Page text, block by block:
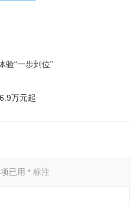
验“一步到位”
万元起
已用 *标注